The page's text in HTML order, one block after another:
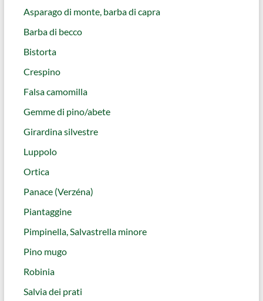
Asparago di monte, barba di capra
Barba di becco
Bistorta
Crespino
Falsa camomilla
Gemme di pino/abete
Girardina silvestre
Luppolo
Ortica
Panace (Verzéna)
Piantaggine
Pimpinella, Salvastrella minore
Pino mugo
Robinia
Salvia dei prati